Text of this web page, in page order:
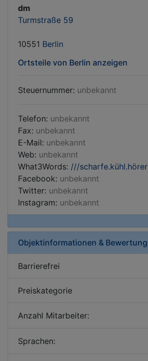
dm
Turmstraße 59
10551 Berlin
Ortsteile von Berlin anzeigen
Steuernummer: unbekannt
Telefon: unbekannt
Fax: unbekannt
E-Mail: unbekannt
Web: unbekannt
What3Words: ///scharfe.kühl.hörer
Facebook: unbekannt
Twitter: unbekannt
Instagram: unbekannt
Objektinformationen & Bewertung
Barrierefrei
Preiskategorie
Anzahl Mitarbeiter:
Sprachen: